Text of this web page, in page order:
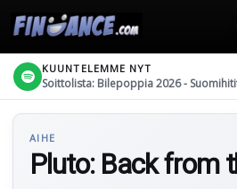
KUUNTELEMME NYT
Soittolista: Bilepoppia 2026 -
AIHE
Pluto: Back from